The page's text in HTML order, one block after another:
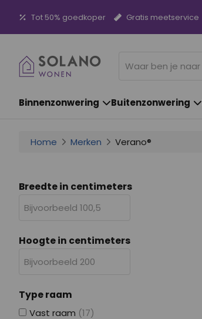
Tot 50% goedkoper Gratis meetservice
Binnenzonwering Buitenzonwering
Home Merken Verano®
Breedte in centimeters
Hoogte in centimeters
Type raam
Vast raam (17)